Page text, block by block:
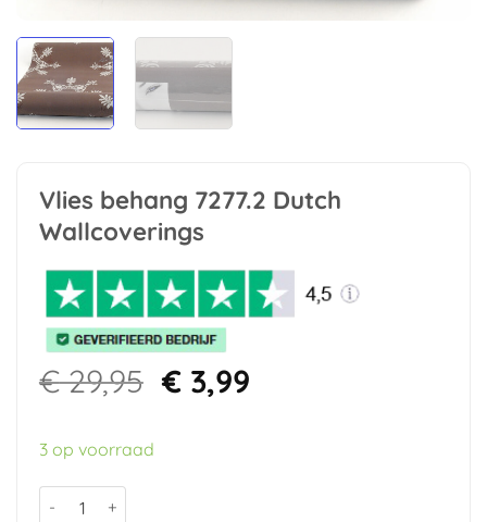
Vlies behang 7277.2 Dutch
Wallcoverings
€29,95 Oorspronkelijke
prijs
€3,99Huidige
3 op voorraad
Vlies behang 7277.2 Dutch Wallcoverings aantal